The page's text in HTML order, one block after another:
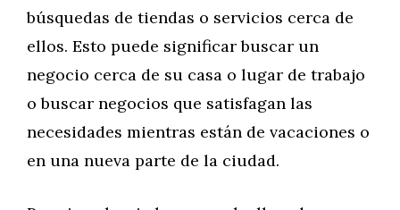
búsquedas de tiendas o servicios cerca de
ellos. Esto puede significar buscar un
negocio cerca de su casa o lugar de trabajo
o buscar negocios que satisfagan las
necesidades mientras están de vacaciones o
en una nueva parte de la ciudad.